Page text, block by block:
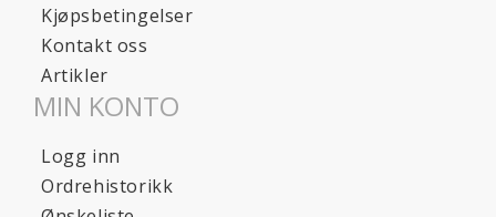
Kjøpsbetingelser
Kontakt oss
Artikler
MIN KONTO
Logg inn
Ordrehistorikk